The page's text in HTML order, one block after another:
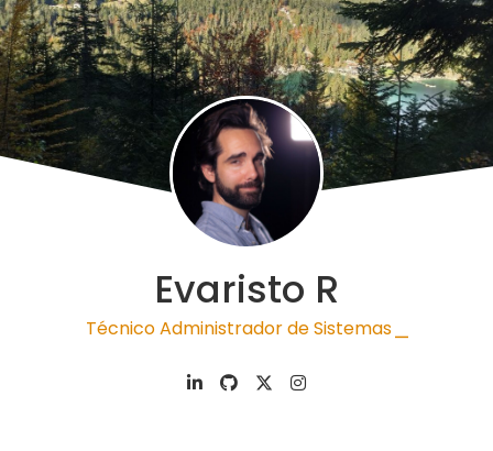
Evaristo R
Técnico Administrador de Sistemas |